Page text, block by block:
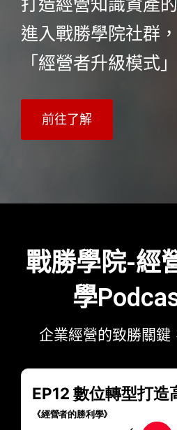
打造經營知識資產
進入戰勝學院社群
「經營者升級模式」
前往了解
戰勝學院-經
學
企業經營的致勝關鍵